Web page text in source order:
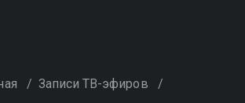
/ Записи ТВ-эфиров /